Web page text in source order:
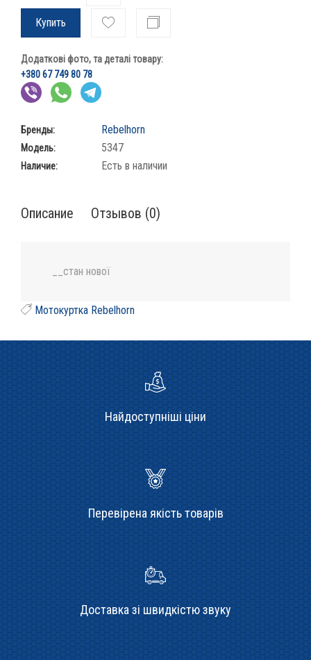
Купить
Додаткові фото, та деталі товару:
+380 67 749 80 78
Бренды: Rebelhorn
Модель: 5347
Наличие: Есть в наличии
Описание Отзывов (0)
__стан нової
Мотокуртка Rebelhorn
Найдоступніші ціни
Перевірена якість товарів
Доставка зі швидкістю звуку